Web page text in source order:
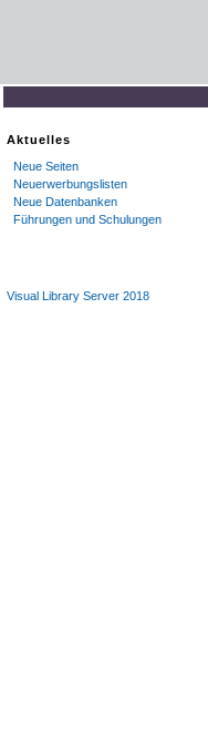
Aktuelles
Neue Seiten
Neuerwerbungslisten
Neue Datenbanken
Führungen und Schulungen
Visual Library Server 2018